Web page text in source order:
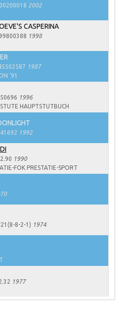
2002
CASPERINA
1998
1987
'91
1996
HAUPTSTUTBUCH
1992
1990
FOK PRESTATIE-SPORT
8-2-1) 1974
1977